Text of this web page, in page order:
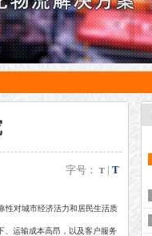
字号： T | T
性对城市经济活力和居民生活质
、运输成本高昂，以及客户服务